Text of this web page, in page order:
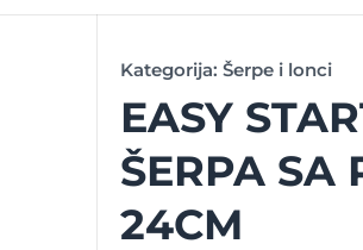
Kategorija: Šerpe i lonci
EASY
ŠERPA SA
24CM